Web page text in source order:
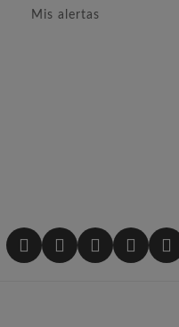
Mis alertas